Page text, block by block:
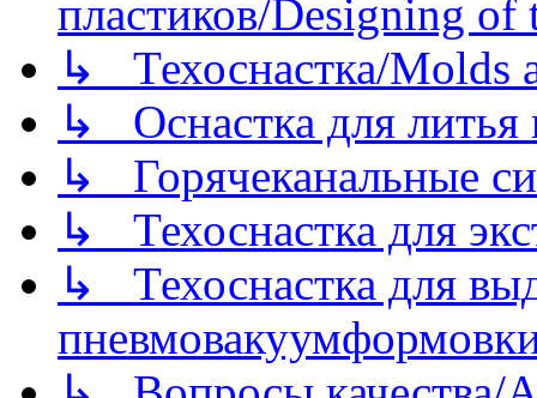
пластиков/Designing of
↳ Техоснастка/Molds
↳ Оснастка для литья
↳ Горячеканальные
↳ Техоснастка для
↳ Техоснастка для